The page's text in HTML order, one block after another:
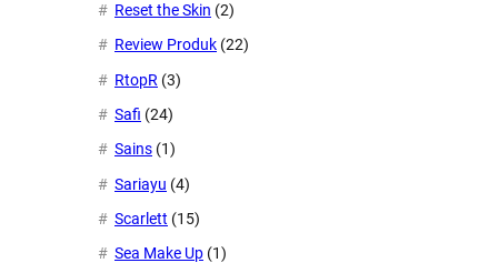
Reset the Skin (2)
Review Produk (22)
RtopR (3)
Safi (24)
Sains (1)
Sariayu (4)
Scarlett (15)
Sea Make Up (1)